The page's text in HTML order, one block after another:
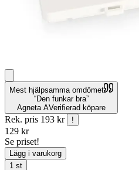
Mest hjälpsamma omdömet
Den funkar bra
Agneta AVerifierad köpare
Rek. pris 193 kr !
129 kr
Se priset!
Lägg i varukorg
1 st